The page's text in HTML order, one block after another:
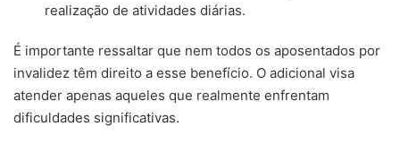
realização de atividades diárias.
É importante ressaltar que nem todos os aposentados por
invalidez têm direito a esse benefício. O adicional visa
atender apenas aqueles que realmente enfrentam
dificuldades significativas.